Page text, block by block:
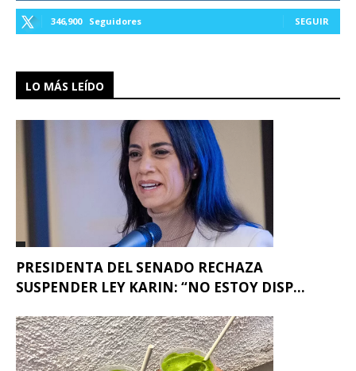
346,900 Seguidores SEGUIR
LO MÁS LEÍDO
PRESIDENTA DEL SENADO RECHAZA
SUSPENDER LEY KARIN: “NO ESTOY DISP...